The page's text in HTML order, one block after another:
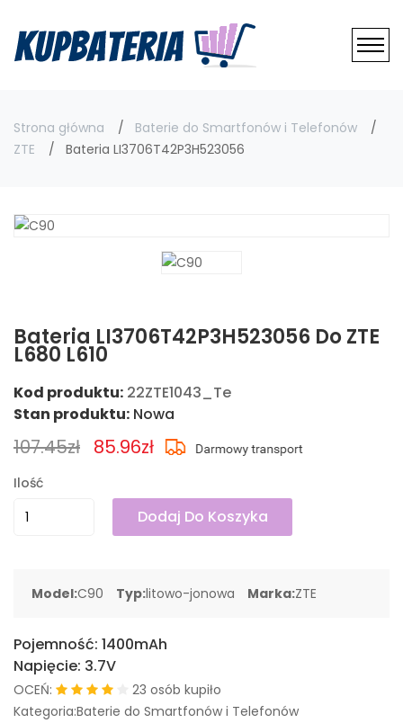
Strona główna
Baterie do Smartfonów i Telefonów
ZTE
Bateria LI3706T42P3H523056
Bateria LI3706T42P3H523056 Do ZTE
L680 L610
Kod produktu: 22ZTE1043_Te
Stan produktu: Nowa
107.45zł 85.96zł
Ilość
Dodaj Do Koszyka
Model:C90 Typ:litowo-jonowa Marka:ZTE
Pojemność: 1400mAh
Napięcie: 3.7V
OCEŃ:
23 osób kupiło
Kategoria:Baterie do Smartfonów i Telefonów